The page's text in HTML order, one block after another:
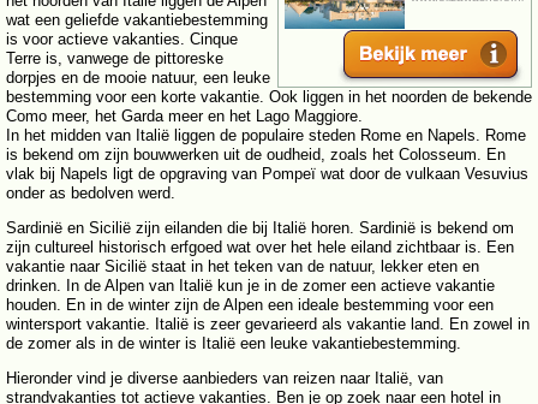
wat een geliefde vakantiebestemming
is voor actieve vakanties. Cinque
Terre is, vanwege de pittoreske
dorpjes en de mooie natuur, een leuke
bestemming voor een korte vakantie. Ook liggen in het noorden de bekende
Como meer, het Garda meer en het Lago Maggiore.
In het midden van Italië liggen de populaire steden Rome en Napels. Rome
is bekend om zijn bouwwerken uit de oudheid, zoals het Colosseum. En
vlak bij Napels ligt de opgraving van Pompeï wat door de vulkaan Vesuvius
onder as bedolven werd.
Sardinië en Sicilië zijn eilanden die bij Italië horen. Sardinië is bekend om
zijn cultureel historisch erfgoed wat over het hele eiland zichtbaar is. Een
vakantie naar Sicilië staat in het teken van de natuur, lekker eten en
drinken. In de Alpen van Italië kun je in de zomer een actieve vakantie
houden. En in de winter zijn de Alpen een ideale bestemming voor een
wintersport vakantie. Italië is zeer gevarieerd als vakantie land. En zowel in
de zomer als in de winter is Italië een leuke vakantiebestemming.
Hieronder vind je diverse aanbieders van reizen naar Italië, van
strandvakanties tot actieve vakanties. Ben je op zoek naar een hotel in